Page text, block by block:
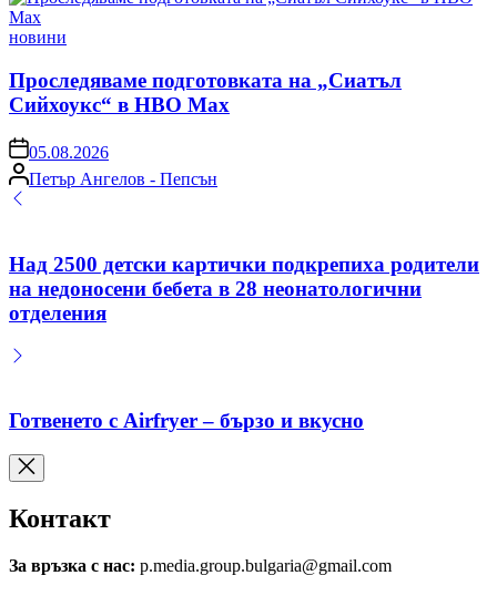
Posted
новини
Проследяваме подготовката на „Сиатъл
Сийхоукс“ в HBO Max
on05.08.2026
Posted
by
Петър Ангелов - Пепсън
Над 2500 детски картички подкрепиха родители
на недоносени бебета в 28 неонатологични
отделения
Готвенето с Airfryer – бързо и вкусно
Контакт
За връзка с нас: p.media.group.bulgaria@gmail.com